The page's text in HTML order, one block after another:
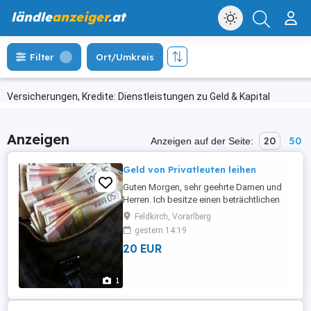
ländleanzeiger.at
Versicherungen, Kredite: Dienstleistungen zu Geld & Kapital
Filter Ort/Umkreis
Anzeigen Anzeigen auf der Seite: 20 50
1
Geld von Privatleuten leihen
Guten Morgen, sehr geehrte Damen und
Herren. Ich besitze einen beträchtlichen
Geldbetrag auf meinem Bankkonto und
suche nun jemanden, der diesen Betrag
erhalten soll. Sie erhalten 600.000 , die
bedürftigen Menschen zugutekommen
Feldkirch, Vorarlberg
gestern 14:19
20 EUR